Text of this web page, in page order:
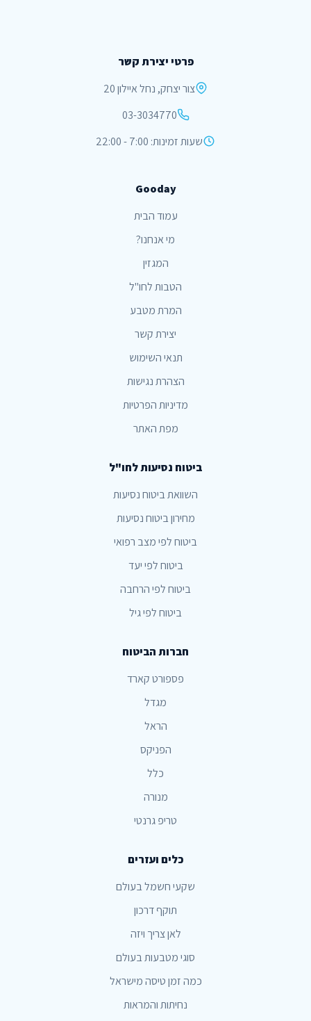
פרטי יצירת קשר
צור יצחק, נחל איילון 20
03-3034770
שעות זמינות: 7:00 - 22:00
Gooday
עמוד הבית
מי אנחנו?
המגזין
הטבות לחו"ל
המרת מטבע
יצירת קשר
תנאי השימוש
הצהרת נגישות
מדיניות הפרטיות
מפת האתר
ביטוח נסיעות לחו"ל
השוואת ביטוח נסיעות
מחירון ביטוח נסיעות
ביטוח לפי מצב רפואי
ביטוח לפי יעד
ביטוח לפי הרחבה
ביטוח לפי גיל
חברות הביטוח
פספורט קארד
מגדל
הראל
הפניקס
כלל
מנורה
טריפ גרנטי
כלים ועזרים
שקעי חשמל בעולם
תוקף דרכון
לאן צריך ויזה
סוגי מטבעות בעולם
כמה זמן טיסה מישראל
נחיתות והמראות